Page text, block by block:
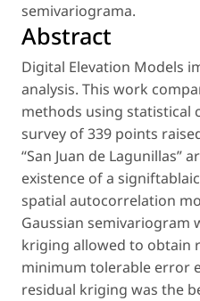
semivariograma.
Abstract
Digital Elevation Models
analysis. This work
methods using statistical
survey of 339 points
“San Juan de Lagunillas”
existence of a
spatial autocorrelation
Gaussian semivariogram
kriging allowed to obtain
minimum tolerable error
residual kriging was the